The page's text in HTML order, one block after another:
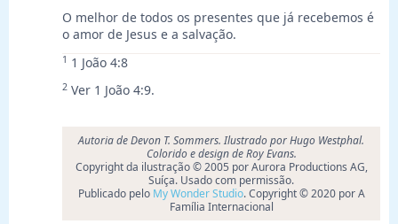
O melhor de todos os presentes que já recebemos é
o amor de Jesus e a salvação.
1 1 João 4:8
2 Ver 1 João 4:9.
Autoria de Devon T. Sommers. Ilustrado por Hugo Westphal.
Colorido e design de Roy Evans.
Copyright da ilustração © 2005 por Aurora Productions AG,
Suíça. Usado com permissão.
Publicado pelo My Wonder Studio. Copyright © 2020 por A
Família Internacional